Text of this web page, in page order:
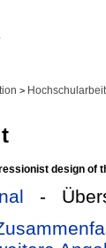
>
design of
-